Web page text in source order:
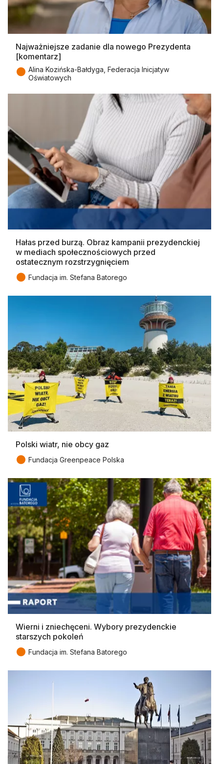
Najważniejsze zadanie dla nowego Prezydenta
[komentarz]
● Alina Kozińska-Bałdyga, Federacja Inicjatyw
Oświatowych
Hałas przed burzą. Obraz kampanii prezydenckiej
w mediach społecznościowych przed
ostatecznym rozstrzygnięciem
● Fundacja im. Stefana Batorego
Polski wiatr, nie obcy gaz
● Fundacja Greenpeace Polska
Wierni i zniechęceni. Wybory prezydenckie
starszych pokoleń
● Fundacja im. Stefana Batorego